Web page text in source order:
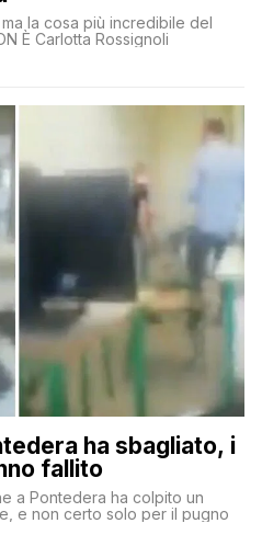
la cosa più incredibile del
È Carlotta Rossignoli
ha sbagliato, i
fallito
a Pontedera ha colpito un
e non certo solo per il pugno